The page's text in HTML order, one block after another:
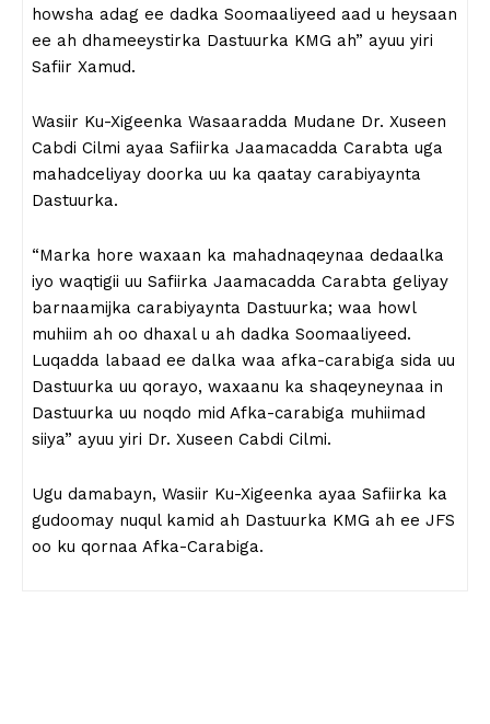
howsha adag ee dadka Soomaaliyeed aad u heysaan
ee ah dhameeystirka Dastuurka KMG ah” ayuu yiri
Safiir Xamud.
Wasiir Ku-Xigeenka Wasaaradda Mudane Dr. Xuseen
Cabdi Cilmi ayaa Safiirka Jaamacadda Carabta uga
mahadceliyay doorka uu ka qaatay carabiyaynta
Dastuurka.
“Marka hore waxaan ka mahadnaqeynaa dedaalka
iyo waqtigii uu Safiirka Jaamacadda Carabta geliyay
barnaamijka carabiyaynta Dastuurka; waa howl
muhiim ah oo dhaxal u ah dadka Soomaaliyeed.
Luqadda labaad ee dalka waa afka-carabiga sida uu
Dastuurka uu qorayo, waxaanu ka shaqeyneynaa in
Dastuurka uu noqdo mid Afka-carabiga muhiimad
siiya” ayuu yiri Dr. Xuseen Cabdi Cilmi.
Ugu damabayn, Wasiir Ku-Xigeenka ayaa Safiirka ka
gudoomay nuqul kamid ah Dastuurka KMG ah ee JFS
oo ku qornaa Afka-Carabiga.